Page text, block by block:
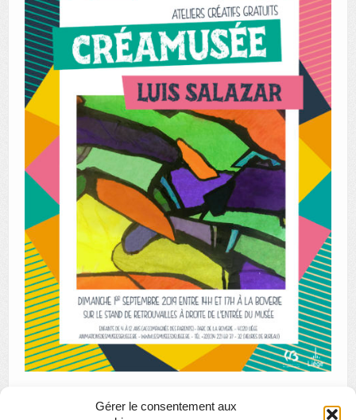
Gérer le consentement aux